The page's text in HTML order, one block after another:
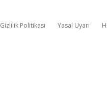
Gizlilik Politikası Yasal Uyarı